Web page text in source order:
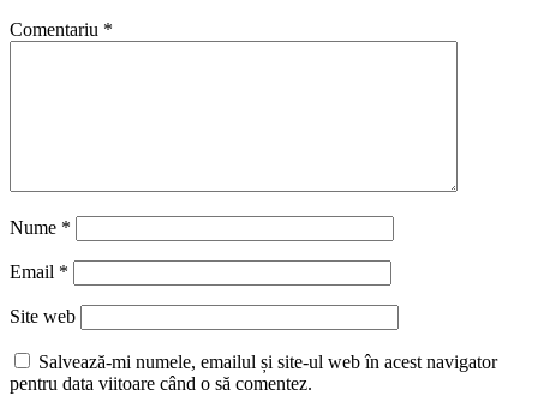
Comentariu *
Nume *
Email *
Site web
Salvează-mi numele, emailul și site-ul web în acest navigator
pentru data viitoare când o să comentez.